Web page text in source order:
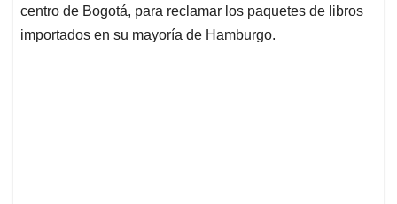
centro de Bogotá, para reclamar los paquetes de libros
importados en su mayoría de Hamburgo.